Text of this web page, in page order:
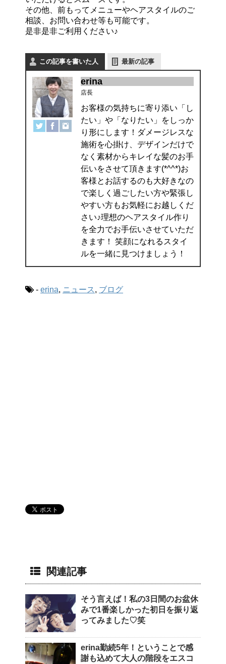
その他、前もってメニューやヘアスタイルのご
相談、お問い合わせ等も可能です。
是非是非ご利用ください♪
この記事を書いた人 最新の記事
erina
店長
お客様の気持ちに寄り添い「し
たい」や「なりたい」をしっか
り形にします！ダメージレスな
施術を心掛け、デザインだけで
なく素材からキレイな髪のお手
伝いをさせて頂きます(*^^*)お
客様とお話するのも大好きなの
で楽しく過ごしたい方や緊張し
やすい方もお気軽にお越しくだ
さい♪理想のヘアスタイル作り
を全力でお手伝いさせていただ
きます！ 笑顔になれるスタイ
ルを一緒に見つけましょう！
- erina, ニュース , ブログ
関連記事
そう言えば！私の3日間のお盆休
みで1番楽しかった初日を振り返
ってみました♡笑
erina勤続5年！ということで感
謝も込めて大人の階段をエスコ